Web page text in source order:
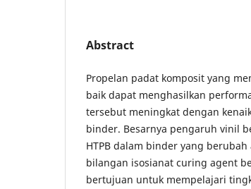
Abstract
Propelan padat komposit yang
baik dapat menghasilkan
tersebut meningkat dengan
binder. Besarnya pengaruh vinil
HTPB dalam binder yang
bilangan isosianat curing agent
bertujuan untuk mempelajari